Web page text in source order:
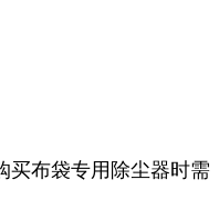
买布袋专用除尘器时需